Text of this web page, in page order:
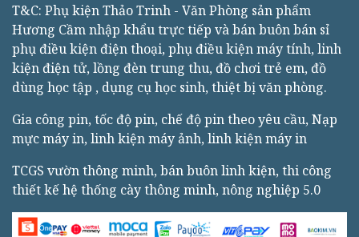
T&C: Phụ kiện Thảo Trinh - Văn Phòng sản phẩm
Hương Cầm nhập khẩu trực tiếp và bán buôn bán sỉ
phụ điều kiện điện thoại, phụ điều kiện máy tính, linh
kiện điện tử, lồng đèn trung thu, đồ chơi trẻ em, đồ
dùng học tập , dụng cụ học sinh, thiệt bị văn phòng.
Gia công pin, tốc độ pin, chế độ pin theo yêu cầu, Nạp
mực máy in, linh kiện máy ảnh, linh kiện máy in
TCGS vườn thông minh, bán buôn linh kiện, thi công
thiết kế hệ thống cày thông minh, nông nghiệp 5.0